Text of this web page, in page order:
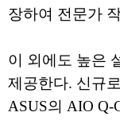
장하여 전문가
이 외에도 높은
제공한다. 신규
ASUS의 AIO Q-